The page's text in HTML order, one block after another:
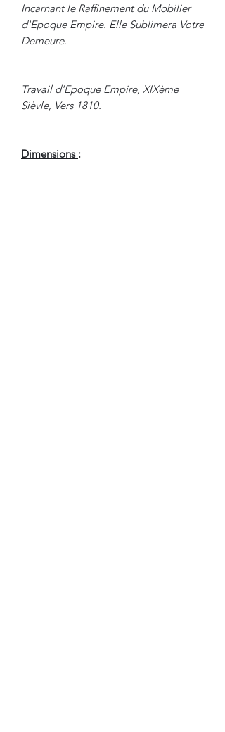
Incarnant le Raffinement du Mobilier
d'Epoque Empire. Elle Sublimera Votre
Demeure.
Travail d'Epoque Empire, XIXème
Sièvle, Vers 1810.
Dimensions :